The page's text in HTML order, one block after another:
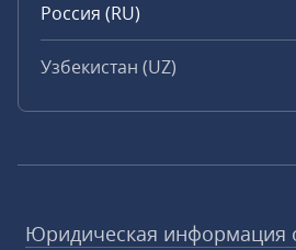
Россия (RU)
Узбекистан (UZ)
Юридическая информация